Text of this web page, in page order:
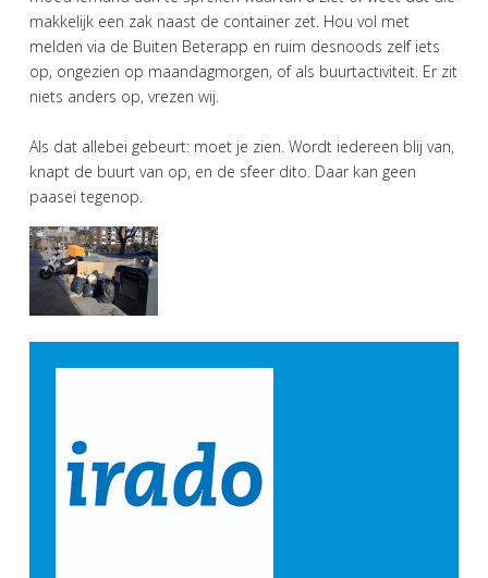
makkelijk een zak naast de container zet. Hou vol met
melden via de Buiten Beterapp en ruim desnoods zelf iets
op, ongezien op maandagmorgen, of als buurtactiviteit. Er zit
niets anders op, vrezen wij.
Als dat allebei gebeurt: moet je zien. Wordt iedereen blij van,
knapt de buurt van op, en de sfeer dito. Daar kan geen
paasei tegenop.